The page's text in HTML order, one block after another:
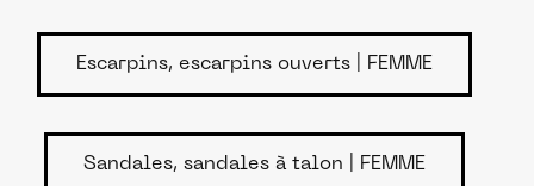
Escarpins, escarpins ouverts | FEMME
Sandales, sandales à talon | FEMME